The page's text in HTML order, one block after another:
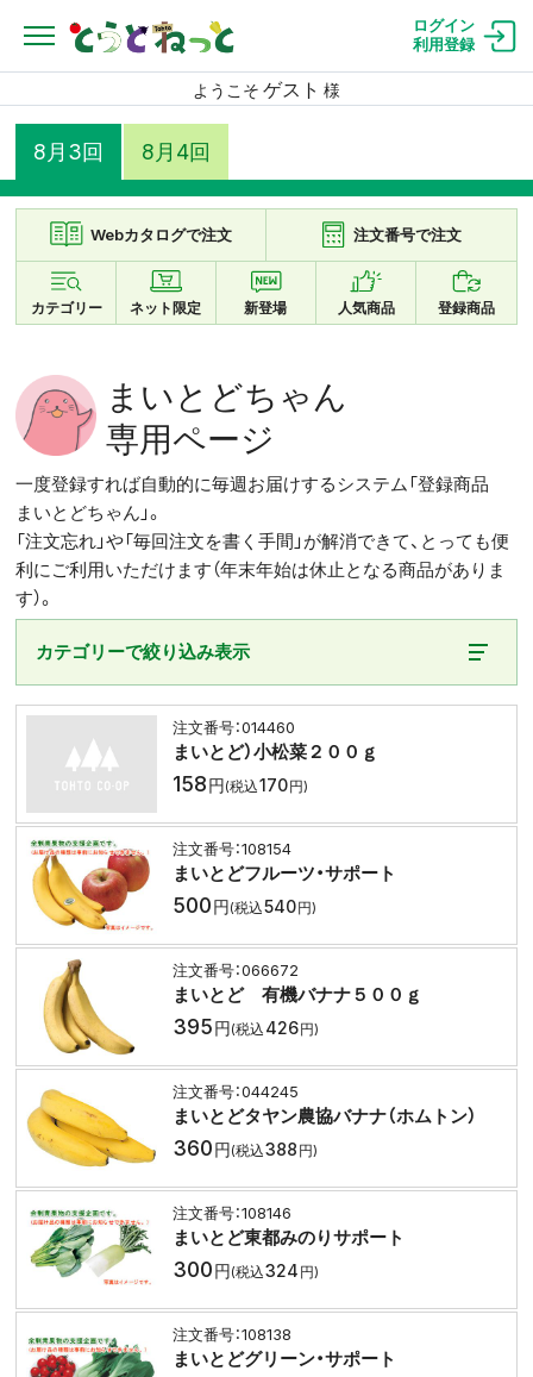
ログイン
利用登録
ようこそ ゲスト 様
8月3回 8月4回
Webカタログで注文 注文番号で注文
カテゴリー ネット限定 新登場 人気商品 登録商品
まいとどちゃん
専用ページ
一度登録すれば自動的に毎週お届けするシステム「登録商品
まいとどちゃん」。
「注文忘れ」や「毎回注文を書く手間」が解消できて、とっても便
利にご利用いただけます（年末年始は休止となる商品がありま
す）。
カテゴリーで絞り込み表示
014460
まいとど）小松菜２００ｇ
158 170
108154
まいとどフルーツ・サポート
500 540
066672
まいとど 有機バナナ５００ｇ
395 426
044245
まいとどタヤン農協バナナ（ホムトン）
360 388
108146
まいとど東都みのりサポート
300 324
108138
まいとどグリーン・サポート